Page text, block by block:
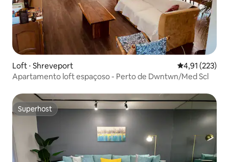
Loft ⋅ Shreveport 4,91 de uma
4,91 (223)
Apartamento loft espaçoso - Perto de Dwntwn/Med Scl
Superhost
Superhost